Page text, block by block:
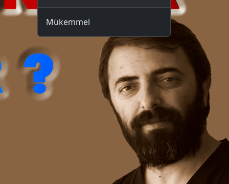
Mükemmel